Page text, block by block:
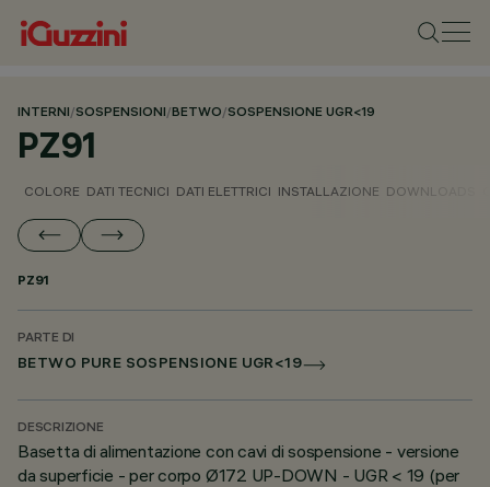
INTERNI/SOSPENSIONI/BETWO/SOSPENSIONE UGR<19
PZ91
COLORE DATI TECNICI DATI ELETTRICI INSTALLAZIONE DOWNLOADS
PZ91
PARTE DI
BETWO PURE SOSPENSIONE UGR<19
DESCRIZIONE
Basetta di alimentazione con cavi di sospensione - versione
da superficie - per corpo Ø172 UP-DOWN - UGR < 19 (per